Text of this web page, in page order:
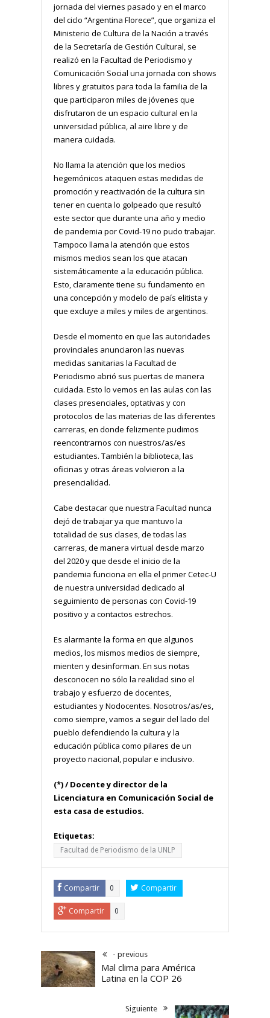
jornada del viernes pasado y en el marco
del ciclo “Argentina Florece”, que organiza el
Ministerio de Cultura de la Nación a través
de la Secretaría de Gestión Cultural, se
realizó en la Facultad de Periodismo y
Comunicación Social una jornada con shows
libres y gratuitos para toda la familia de la
que participaron miles de jóvenes que
disfrutaron de un espacio cultural en la
universidad pública, al aire libre y de
manera cuidada.
No llama la atención que los medios
hegemónicos ataquen estas medidas de
promoción y reactivación de la cultura sin
tener en cuenta lo golpeado que resultó
este sector que durante una año y medio
de pandemia por Covid-19 no pudo trabajar.
Tampoco llama la atención que estos
mismos medios sean los que atacan
sistemáticamente a la educación pública.
Esto, claramente tiene su fundamento en
una concepción y modelo de país elitista y
que excluye a miles y miles de argentinos.
Desde el momento en que las autoridades
provinciales anunciaron las nuevas
medidas sanitarias la Facultad de
Periodismo abrió sus puertas de manera
cuidada. Esto lo vemos en las aulas con las
clases presenciales, optativas y con
protocolos de las materias de las diferentes
carreras, en donde felizmente pudimos
reencontrarnos con nuestros/as/es
estudiantes. También la biblioteca, las
oficinas y otras áreas volvieron a la
presencialidad.
Cabe destacar que nuestra Facultad nunca
dejó de trabajar ya que mantuvo la
totalidad de sus clases, de todas las
carreras, de manera virtual desde marzo
del 2020 y que desde el inicio de la
pandemia funciona en ella el primer Cetec-U
de nuestra universidad dedicado al
seguimiento de personas con Covid-19
positivo y a contactos estrechos.
Es alarmante la forma en que algunos
medios, los mismos medios de siempre,
mienten y desinforman. En sus notas
desconocen no sólo la realidad sino el
trabajo y esfuerzo de docentes,
estudiantes y Nodocentes. Nosotros/as/es,
como siempre, vamos a seguir del lado del
pueblo defendiendo la cultura y la
educación pública como pilares de un
proyecto nacional, popular e inclusivo.
(*) / Docente y director de la
Licenciatura en Comunicación Social de
esta casa de estudios.
Etiquetas:
Facultad de Periodismo de la UNLP
Compartir 0 Compartir
Compartir 0
- previous
Mal clima para América
Latina en la COP 26
Siguiente